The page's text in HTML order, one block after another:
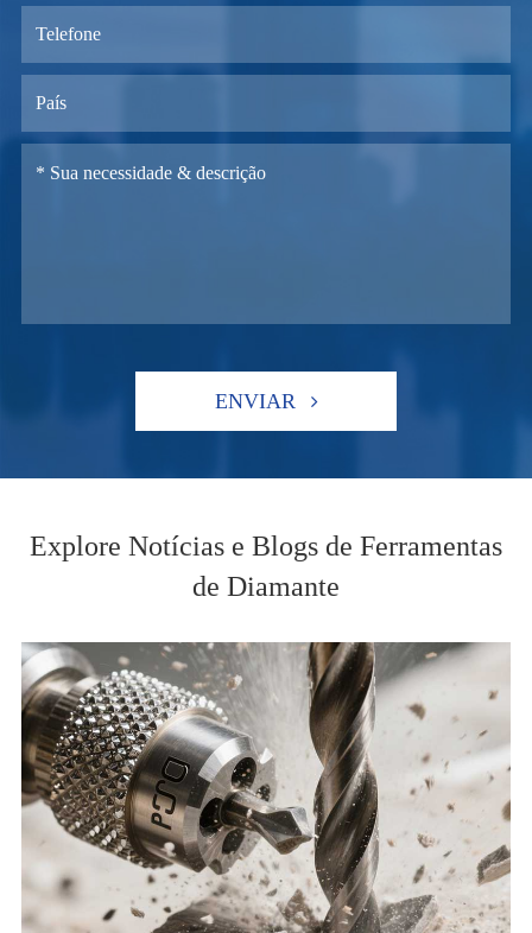
ENVIAR
Explore Notícias e Blogs de Ferramentas
de Diamante